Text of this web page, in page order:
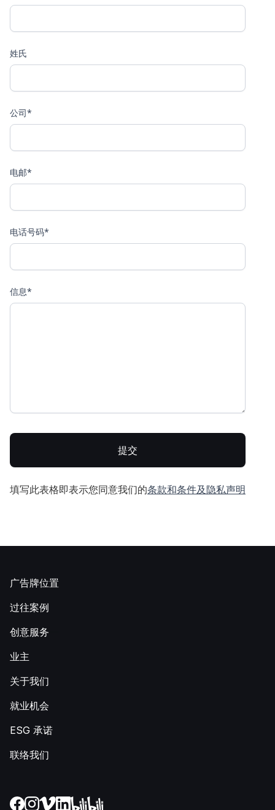
姓氏
公司*
电邮*
电话号码*
信息*
填写此表格即表示您同意我们的条款和条件及 隐私声明
广告牌位置
过往案例
创意服务
业主
关于我们
就业机会
ESG 承诺
联络我们